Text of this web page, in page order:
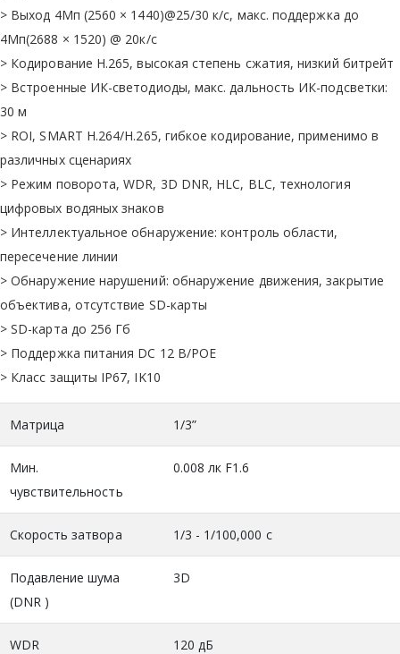
> Выход 4Мп (2560 × 1440)@25/30 к/с, макс. поддержка до
4Мп(2688 × 1520) @ 20к/с
> Кодирование H.265, высокая степень сжатия, низкий битрейт
> Встроенные ИК-светодиоды, макс. дальность ИК-подсветки:
30 м
> ROI, SMART H.264/H.265, гибкое кодирование, применимо в
различных сценариях
> Режим поворота, WDR, 3D DNR, HLC, BLC, технология
цифровых водяных знаков
> Интеллектуальное обнаружение: контроль области,
пересечение линии
> Обнаружение нарушений: обнаружение движения, закрытие
объектива, отсутствие SD-карты
> SD-карта до 256 Гб
> Поддержка питания DC 12 В/POE
> Класс защиты IP67, IK10
Матрица 1/3”
Мин.
чувствительность
0.008 лк F1.6
Скорость затвора 1/3 - 1/100,000 c
Подавление шума
(DNR )
3D
WDR 120 дБ